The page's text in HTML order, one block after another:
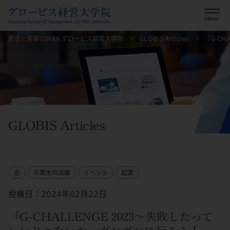
創造と変革のMBA グロービス経営大学院 GLOBIS Articles 「G-
GLOBIS Articles
志 卒業生の活躍 イベント 起業
投稿日：2024年02月22日
「G-CHALLENGE 2023～失敗したって